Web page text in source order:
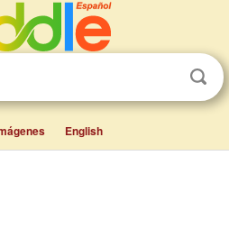
English